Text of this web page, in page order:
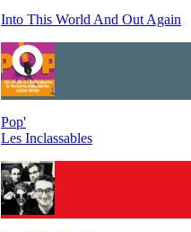
Into This World And Out Again
Pop'
Les Inclassables